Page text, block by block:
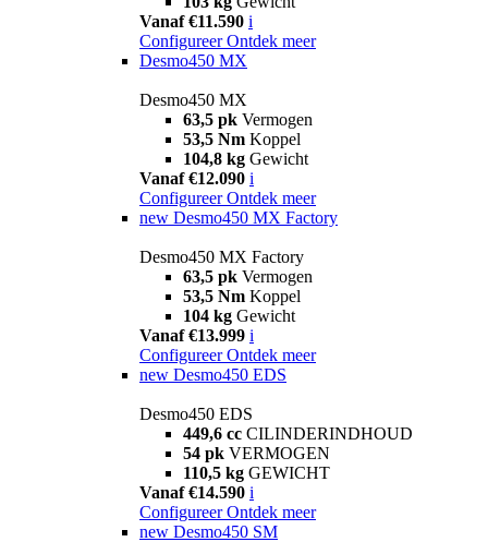
Vanaf €11.590 i
Configureer Ontdek meer
Desmo450 MX
Desmo450 MX
63,5 pk Vermogen
53,5 Nm Koppel
104,8 kg Gewicht
Vanaf €12.090 i
Configureer Ontdek meer
new Desmo450 MX Factory
Desmo450 MX Factory
63,5 pk Vermogen
53,5 Nm Koppel
104 kg Gewicht
Vanaf €13.999 i
Configureer Ontdek meer
new Desmo450 EDS
Desmo450 EDS
449,6 cc CILINDERINDHOUD
54 pk VERMOGEN
110,5 kg GEWICHT
Vanaf €14.590 i
Configureer Ontdek meer
new Desmo450 SM